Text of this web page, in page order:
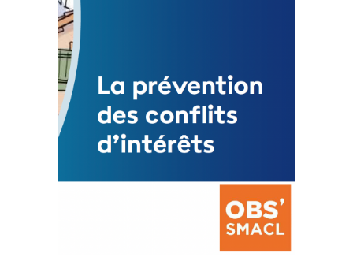
Mise à jour avril 2024
FEUILLETER